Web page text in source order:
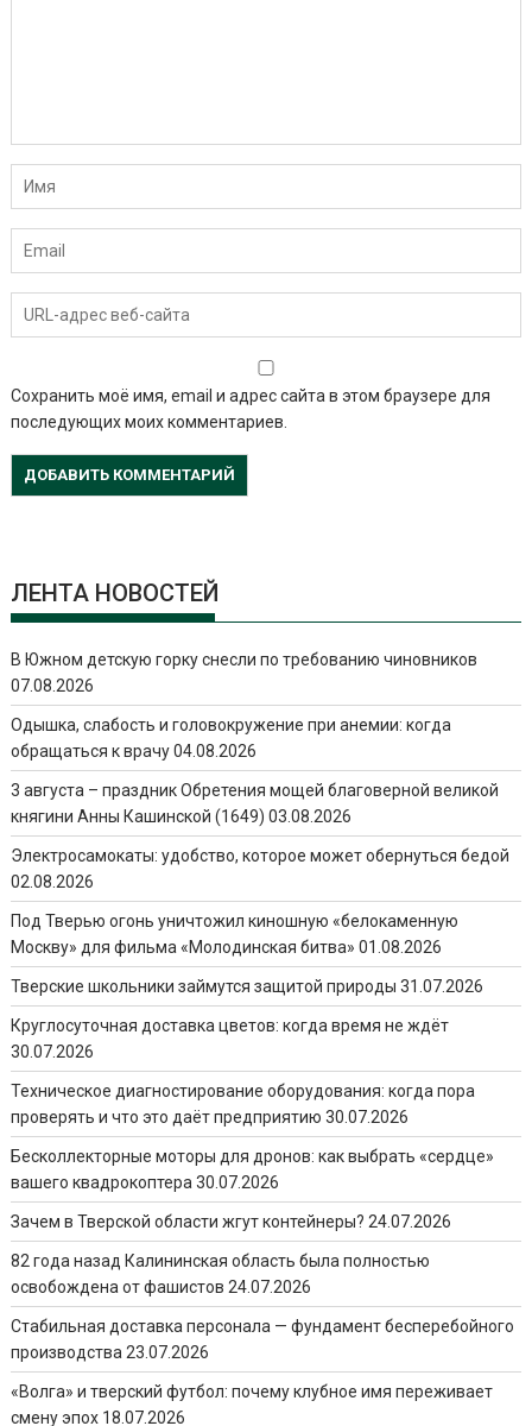
Сохранить моё имя, email и адрес сайта в этом браузере для
последующих моих комментариев.
ЛЕНТА НОВОСТЕЙ
В Южном детскую горку снесли по требованию чиновников
07.08.2026
Одышка, слабость и головокружение при анемии: когда
обращаться к врачу 04.08.2026
3 августа – праздник Обретения мощей благоверной великой
княгини Анны Кашинской (1649) 03.08.2026
Электросамокаты: удобство, которое может обернуться бедой
02.08.2026
Под Тверью огонь уничтожил киношную «белокаменную
Москву» для фильма «Молодинская битва» 01.08.2026
Тверские школьники займутся защитой природы 31.07.2026
Круглосуточная доставка цветов: когда время не ждёт
30.07.2026
Техническое диагностирование оборудования: когда пора
проверять и что это даёт предприятию 30.07.2026
Бесколлекторные моторы для дронов: как выбрать «сердце»
вашего квадрокоптера 30.07.2026
Зачем в Тверской области жгут контейнеры? 24.07.2026
82 года назад Калининская область была полностью
освобождена от фашистов 24.07.2026
Стабильная доставка персонала — фундамент бесперебойного
производства 23.07.2026
«Волга» и тверский футбол: почему клубное имя переживает
смену эпох 18.07.2026